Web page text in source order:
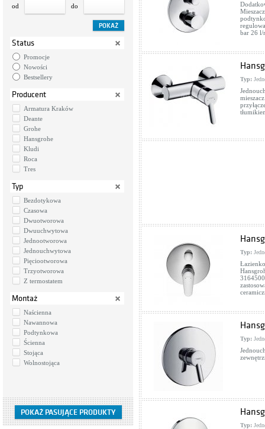
od do
Status
Promocje
Nowości
Bestsellery
Producent
Armatura Kraków
Deante
Grohe
Hansgrohe
Kludi
Roca
Tres
Typ
Bezdotykowa
Czasowa
Dwuotworowa
Dwuuchwytowa
Jednootworowa
Jednouchwytowa
Pięciootworowa
Trzyotworowa
Z termostatem
Montaż
Naścienna
Nawannowa
Podtynkowa
Ścienna
Stojąca
Wolnostojąca
bar 26 l/
Typ:
Typ:
Typ:
Typ: